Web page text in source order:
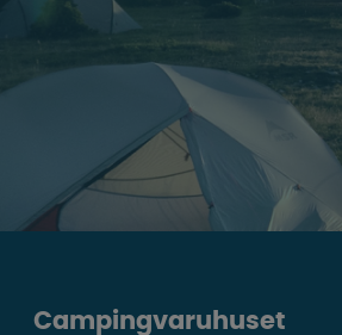
Campingvaruhuset